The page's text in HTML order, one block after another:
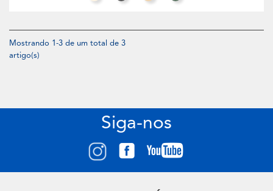
Mostrando 1-3 de um total de 3
artigo(s)
Siga-nos